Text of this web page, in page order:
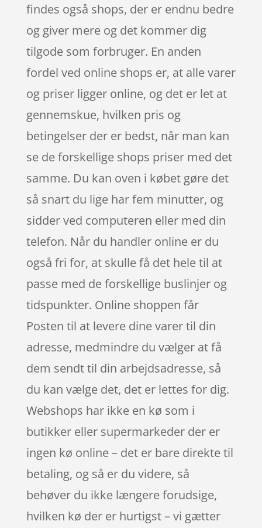
findes også shops, der er endnu bedre
og giver mere og det kommer dig
tilgode som forbruger. En anden
fordel ved online shops er, at alle varer
og priser ligger online, og det er let at
gennemskue, hvilken pris og
betingelser der er bedst, når man kan
se de forskellige shops priser med det
samme. Du kan oven i købet gøre det
så snart du lige har fem minutter, og
sidder ved computeren eller med din
telefon. Når du handler online er du
også fri for, at skulle få det hele til at
passe med de forskellige buslinjer og
tidspunkter. Online shoppen får
Posten til at levere dine varer til din
adresse, medmindre du vælger at få
dem sendt til din arbejdsadresse, så
du kan vælge det, det er lettes for dig.
Webshops har ikke en kø som i
butikker eller supermarkeder der er
ingen kø online – det er bare direkte til
betaling, og så er du videre, så
behøver du ikke længere forudsige,
hvilken kø der er hurtigst – vi gætter